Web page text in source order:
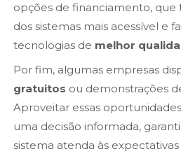
opções de financiamento,
dos sistemas mais acessível e
tecnologias de melhor
Por fim, algumas empresas
gratuitos ou demonstrações
Aproveitar essas
uma decisão informada,
sistema atenda às